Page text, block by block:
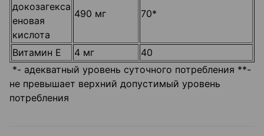
докозагекса
еновая
кислота
490 мг 70*
Витамин Е 4 мг
40
*- адекватный уровень суточного потребления **-
не превышает верхний допустимый уровень
потребления